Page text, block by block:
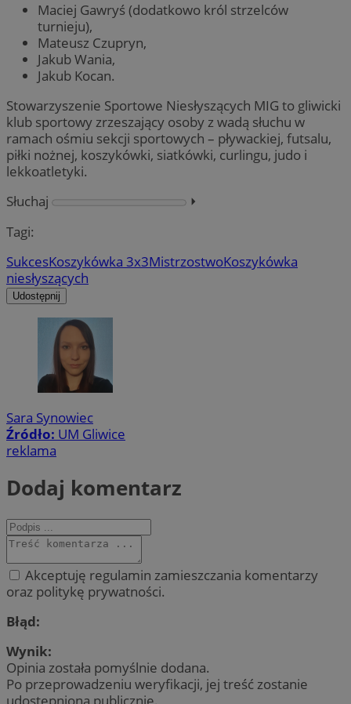
Maciej Gawryś (dodatkowo król strzelców
turnieju),
Mateusz Czupryn,
Jakub Wania,
Jakub Kocan.
Stowarzyszenie Sportowe Niesłyszących MIG to gliwicki
klub sportowy zrzeszający osoby z wadą słuchu w
ramach ośmiu sekcji sportowych – pływackiej, futsalu,
piłki nożnej, koszykówki, siatkówki, curlingu, judo i
lekkoatletyki.
Słuchaj
⏵︎
Tagi:
SukcesKoszykówka 3x3MistrzostwoKoszykówka
niesłyszących
Udostępnij
Sara Synowiec
Źródło: UM Gliwice
reklama
Dodaj komentarz
Akceptuję regulamin zamieszczania komentarzy
oraz politykę prywatności.
Błąd:
Wynik:
Opinia została pomyślnie dodana.
Po przeprowadzeniu weryfikacji, jej treść zostanie